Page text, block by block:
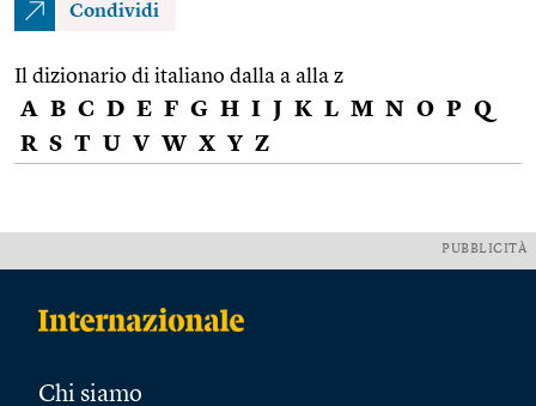
Condividi
Il dizionario di italiano dalla a alla z
A B C D E F G H I J K L M N O P Q
R S T U V W X Y Z
PUBBLICITÀ
Chi siamo